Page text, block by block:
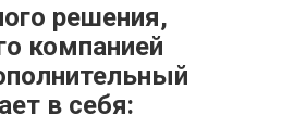
решения,
компанией
в себя: